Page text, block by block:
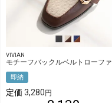
VIVIAN
即納
定価 3,280